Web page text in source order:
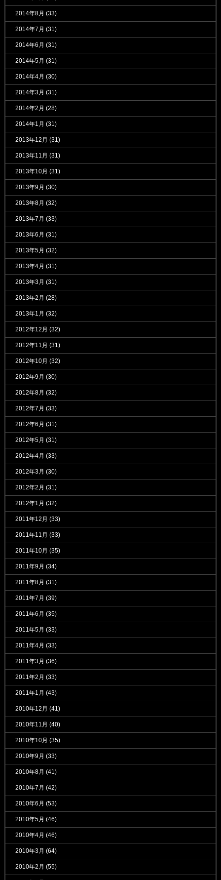
2014年8月 (33)
2014年7月 (31)
2014年6月 (31)
2014年5月 (31)
2014年4月 (30)
2014年3月 (31)
2014年2月 (28)
2014年1月 (31)
2013年12月 (31)
2013年11月 (31)
2013年10月 (31)
2013年9月 (30)
2013年8月 (32)
2013年7月 (33)
2013年6月 (31)
2013年5月 (32)
2013年4月 (31)
2013年3月 (31)
2013年2月 (28)
2013年1月 (32)
2012年12月 (32)
2012年11月 (31)
2012年10月 (32)
2012年9月 (30)
2012年8月 (32)
2012年7月 (33)
2012年6月 (31)
2012年5月 (31)
2012年4月 (33)
2012年3月 (30)
2012年2月 (31)
2012年1月 (32)
2011年12月 (33)
2011年11月 (33)
2011年10月 (35)
2011年9月 (34)
2011年8月 (31)
2011年7月 (39)
2011年6月 (35)
2011年5月 (33)
2011年4月 (33)
2011年3月 (36)
2011年2月 (33)
2011年1月 (43)
2010年12月 (41)
2010年11月 (40)
2010年10月 (35)
2010年9月 (33)
2010年8月 (41)
2010年7月 (42)
2010年6月 (53)
2010年5月 (46)
2010年4月 (46)
2010年3月 (64)
2010年2月 (55)